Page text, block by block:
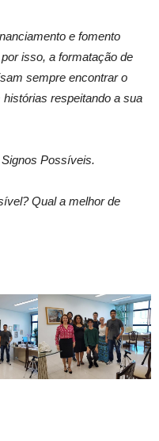
e fomento
isso, a formatação de
sempre encontrar o
respeitando a sua
Possíveis.
Qual a melhor de